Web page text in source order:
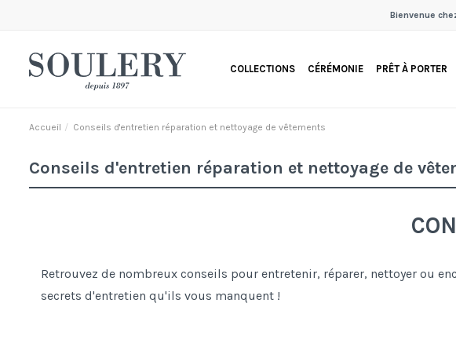
Bienvenue
COLLECTIONS CÉRÉMONIE PRÊT À PORTER
Accueil Conseils d'entretien réparation et nettoyage de vêtements
Conseils d'entretien réparation et nettoyage de
Retrouvez de nombreux conseils pour entretenir, réparer, nettoyer ou
secrets d'entretien qu'ils vous manquent !